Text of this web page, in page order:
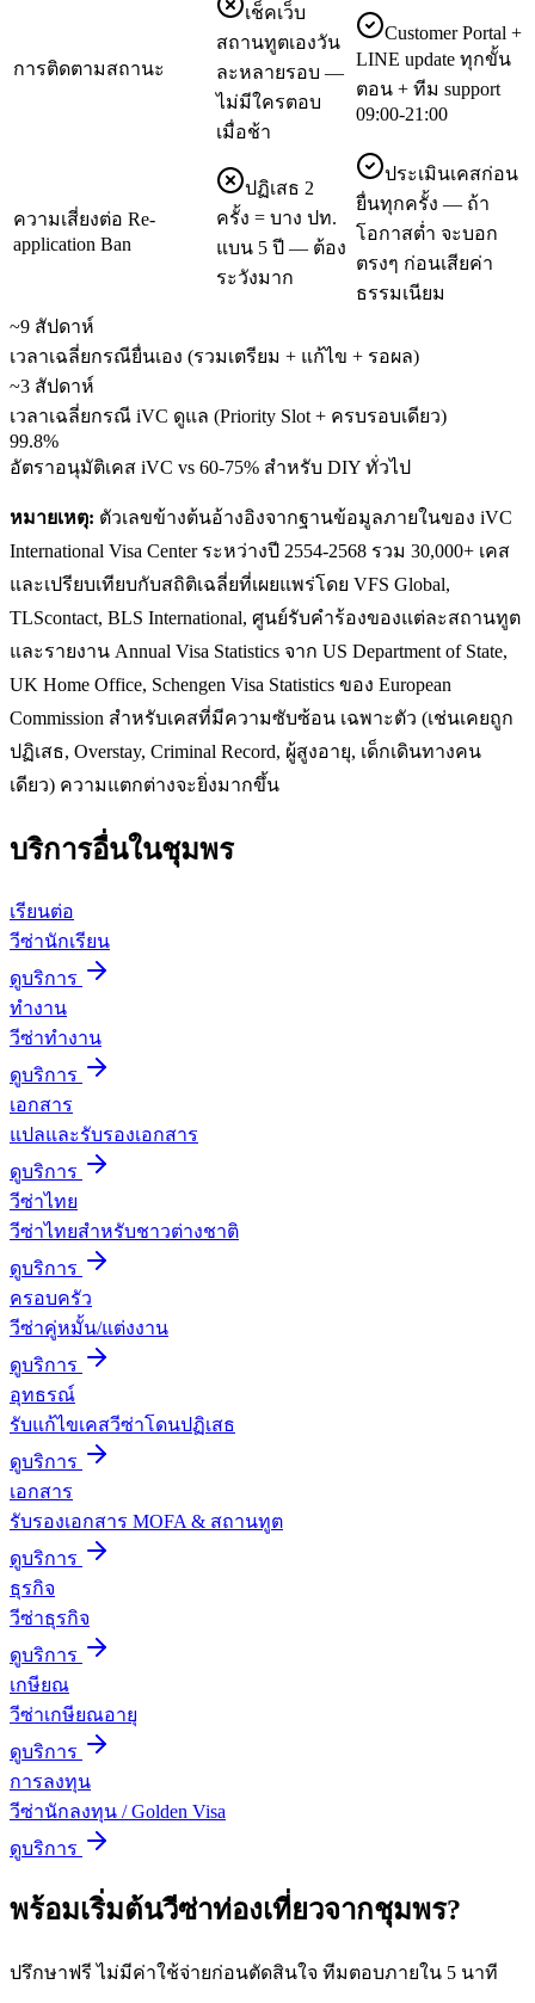
การติดตามสถานะ
เช็คเว็บ
สถานทูตเองวัน
ละหลายรอบ —
ไม่มีใครตอบ
เมื่อช้า
Customer Portal +
LINE update ทุกขั้น
ตอน + ทีม support
09:00-21:00
ความเสี่ยงต่อ Re-
application Ban
ปฏิเสธ 2
ครั้ง = บาง ปท.
แบน 5 ปี — ต้อง
ระวังมาก
ประเมินเคสก่อน
ยื่นทุกครั้ง — ถ้า
โอกาสต่ำ จะบอก
ตรงๆ ก่อนเสียค่า
ธรรมเนียม
~9 สัปดาห์
เวลาเฉลี่ยกรณียื่นเอง (รวมเตรียม + แก้ไข + รอผล)
~3 สัปดาห์
เวลาเฉลี่ยกรณี iVC ดูแล (Priority Slot + ครบรอบเดียว)
99.8%
อัตราอนุมัติเคส iVC vs 60-75% สำหรับ DIY ทั่วไป
หมายเหตุ: ตัวเลขข้างต้นอ้างอิงจากฐานข้อมูลภายในของ iVC
International Visa Center ระหว่างปี 2554-2568 รวม 30,000+ เคส
และเปรียบเทียบกับสถิติเฉลี่ยที่เผยแพร่โดย VFS Global,
TLScontact, BLS International, ศูนย์รับคำร้องของแต่ละสถานทูต
และรายงาน Annual Visa Statistics จาก US Department of State,
UK Home Office, Schengen Visa Statistics ของ European
Commission สำหรับเคสที่มีความซับซ้อน เฉพาะตัว (เช่นเคยถูก
ปฏิเสธ, Overstay, Criminal Record, ผู้สูงอายุ, เด็กเดินทางคน
เดียว) ความแตกต่างจะยิ่งมากขึ้น
บริการอื่นในชุมพร
เรียนต่อ
วีซ่านักเรียน
ดูบริการ
ทำงาน
วีซ่าทำงาน
ดูบริการ
เอกสาร
แปลและรับรองเอกสาร
ดูบริการ
วีซ่าไทย
วีซ่าไทยสำหรับชาวต่างชาติ
ดูบริการ
ครอบครัว
วีซ่าคู่หมั้น/แต่งงาน
ดูบริการ
อุทธรณ์
รับแก้ไขเคสวีซ่าโดนปฏิเสธ
ดูบริการ
เอกสาร
รับรองเอกสาร MOFA & สถานทูต
ดูบริการ
ธุรกิจ
วีซ่าธุรกิจ
ดูบริการ
เกษียณ
วีซ่าเกษียณอายุ
ดูบริการ
การลงทุน
วีซ่านักลงทุน / Golden Visa
ดูบริการ
พร้อมเริ่มต้นวีซ่าท่องเที่ยวจากชุมพร?
ปรึกษาฟรี ไม่มีค่าใช้จ่ายก่อนตัดสินใจ ทีมตอบภายใน 5 นาที